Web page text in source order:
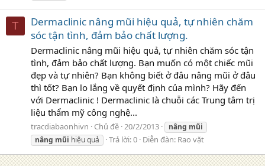
T
Dermaclinic nâng mũi hiệu quả, tự nhiên chăm
sóc tận tình, đảm bảo chất lượng.
Dermaclinic nâng mũi hiệu quả, tự nhiên chăm sóc tận
tình, đảm bảo chất lượng. Bạn muốn có một chiếc mũi
đẹp và tự nhiên? Bạn không biết ở đâu nâng mũi ở đâu
thì tốt? Bạn lo lắng về quyết định của mình? Hãy đến
với Dermaclinic ! Dermaclinic là chuỗi các Trung tâm trị
liệu thẩm mỹ công nghệ...
tracdiabaonhivn Chủ đề 20/2/2013 nâng mũi
nâng mũi hiệu quả Trả lời: 0 Diễn đàn: Rao vặt